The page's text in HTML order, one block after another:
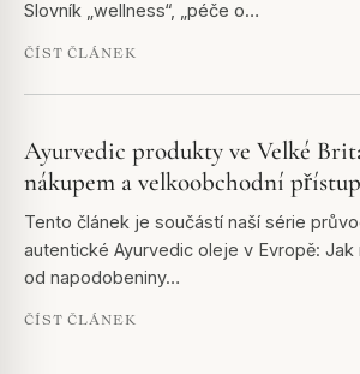
Slovník „wellness“, „péče o…
ČÍST ČLÁNEK
Ayurvedic produkty ve Velké
nákupem a velkoobchodní přístup
Tento článek je součástí naší série
autentické Ayurvedic oleje v Evropě: Jak
od napodobeniny…
ČÍST ČLÁNEK